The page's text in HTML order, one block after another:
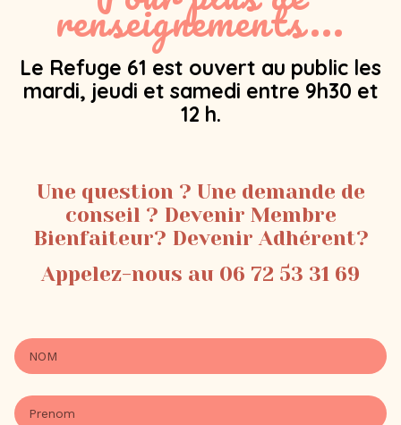
renseignements...
Le Refuge 61 est ouvert au public les
mardi, jeudi et samedi entre 9h30 et
12 h.
Une question ? Une demande de
conseil ? Devenir Membre
Bienfaiteur? Devenir Adhérent?
Appelez-nous au 06 72 53 31 69